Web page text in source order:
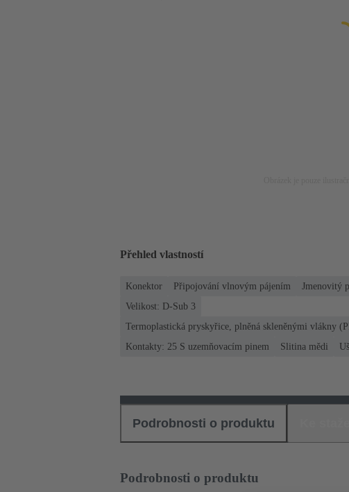
Přehled vlastností
Konektor Připojování vlnovým pájením Jmenovitý
Velikost: D-Sub 3
Termoplastická pryskyřice, plněná skleněnými vlákny
Kontakty: 25 S uzemňovacím pinem
Slitina mědi
Podrobnosti o produktu
Podrobnosti o produktu